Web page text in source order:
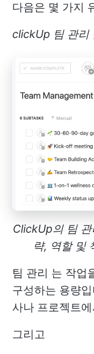
다음은 몇 가지
clickUp 팀 관리
ClickUp의 팀
략, 역할 및
팀 관리 는 작업
구성하는 용량
사나 프로젝트
그리고